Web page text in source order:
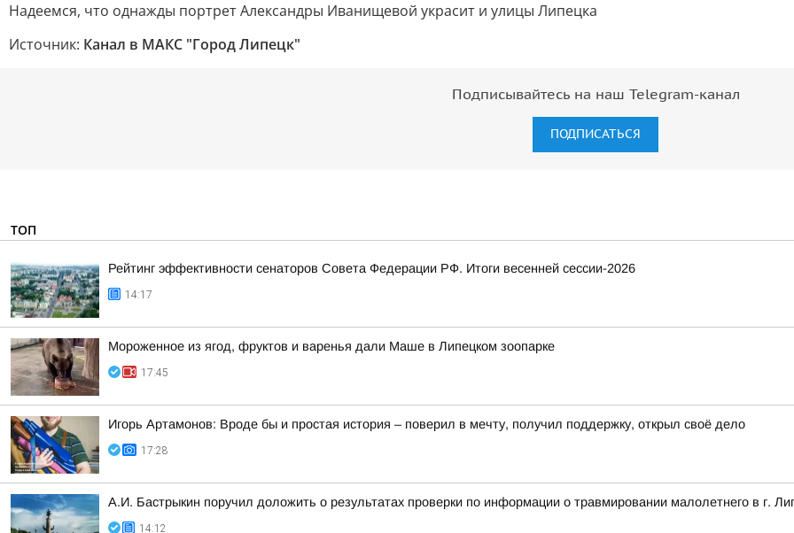
Надеемся, что однажды портрет Александры Иванищевой украсит и улицы Липецка
Источник: Канал в МАКС "Город Липецк"
Подписывайтесь на наш Telegram-канал
ПОДПИСАТЬСЯ
ТОП
Рейтинг эффективности сенаторов Совета Федерации РФ. Итоги весенней сессии-2026
14:17
Мороженное из ягод, фруктов и варенья дали Маше в Липецком зоопарке
17:45
Игорь Артамонов: Вроде бы и простая история – поверил в мечту, получил поддержку, открыл своё дело
17:28
А.И. Бастрыкин поручил доложить о результатах проверки по информации о травмировании малолетнего в г.
14:12